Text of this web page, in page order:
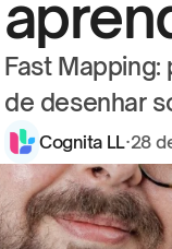
Fast
de desenhar
Cognita LL·28